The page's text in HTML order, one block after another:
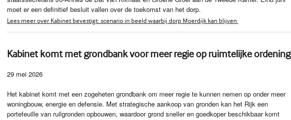
moet er een definitief besluit vallen over de toekomst van het dorp.
Lees meer over Kabinet bevestigt: scenario in beeld waarbij dorp Moerdijk kan blijven
Kabinet komt met grondbank voor meer regie op ruimtelijke ordening
29 mei 2026
Het kabinet komt met een zogeheten grondbank om meer regie te kunnen nemen op onder meer
woningbouw, energie en defensie. Met strategische aankoop van gronden kan het Rijk een
portefeuille van ruilgronden opbouwen, waardoor grond sneller en goedkoper beschikbaar komt